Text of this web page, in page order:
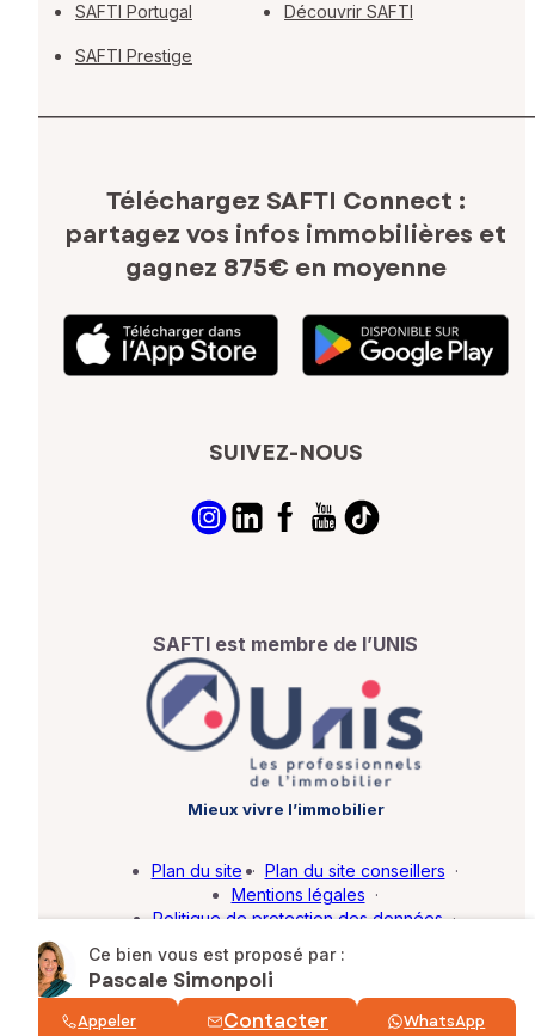
Ce bien vous est proposé par :
Pascale Simonpoli
Appeler Contacter WhatsApp
SAFTI Portugal
SAFTI Prestige
Découvrir SAFTI
Téléchargez SAFTI Connect :
partagez vos infos immobilières et
gagnez 875€ en moyenne
SUIVEZ-NOUS
SAFTI est membre de l’UNIS
Mieux vivre l’immobilier
© SAFTI 2026. Tous droits réservés.
Plan du site · Plan du site conseillers ·
Mentions légales ·
Politique de protection des données ·